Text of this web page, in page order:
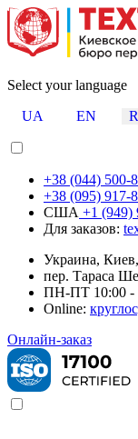
Select your language
UA
EN
+38 (044) 500-
+38 (095) 917-
США +1 (949)
Для заказов:
Украина, Киев,
пер. Тараса
ПН-ПТ 10:00 -
Online:
Онлайн-заказ